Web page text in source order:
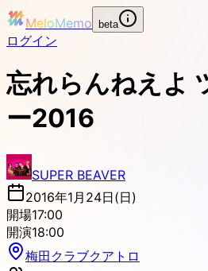
MeloMemo beta
ログイン
忘れらんねえよ
ー2016
SUPER BEAVER
2016年1月24日(日)
開場17:00
開演18:00
梅田クラブクアトロ